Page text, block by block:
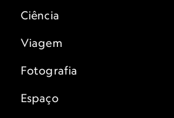
Ciência
Viagem
Fotografia
Espaço